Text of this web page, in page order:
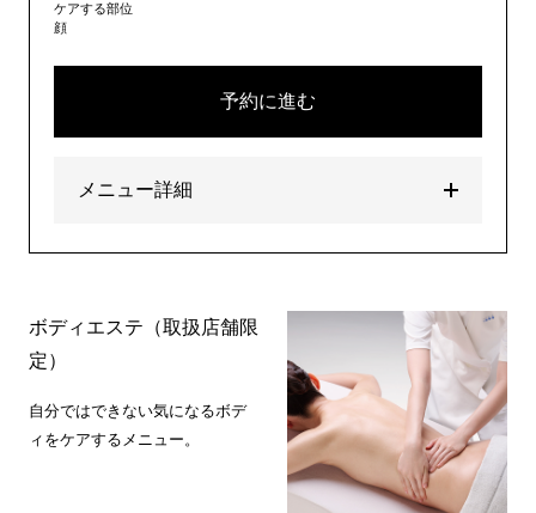
ケアする部位
顔
予約に進む
メニュー詳細
ボディエステ（取扱店舗限
定）
自分ではできない気になるボデ
ィをケアするメニュー。